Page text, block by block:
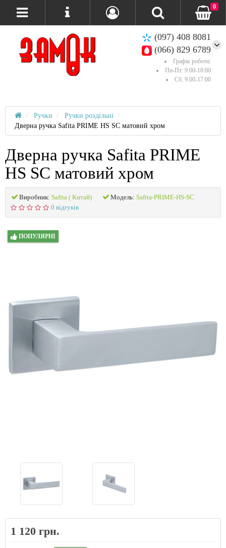
(097) 408 8081
(066) 829 6789
Графік роботи:
Пн-Пт: 9:00-18:00
Сб: 9:00-17:00
0
Ручки
Ручки роздільні
Дверна ручка Safita PRIME HS SC матовий хром
Дверна ручка Safita PRIME
HS SC матовий хром
Виробник: Safita ( Китай) Модель: Safita-PRIME-HS-SC
0 відгуків
ПОПУЛЯРНІ
1 120 грн.